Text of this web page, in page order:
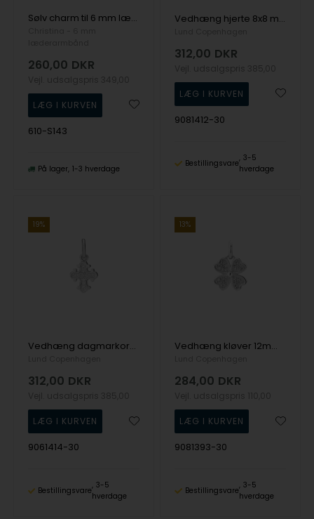
Sølv charm til 6 mm læderarmbånd 2026 - Charm 6 mm fra Christina Collect
260,00 DKR
610-S143
På lager 1-3 hverdage
Vedhæng hjerte 8x8 mm med zirkonia sterling sølv
312,00 DKR
9081412-30
Bestillingsvare
3-5
hverdage
19%
Vedhæng dagmarkors 10x9 mm med zirkoniasterling sølv
312,00 DKR
9061414-30
Bestillingsvare
3-5
hverdage
13%
Vedhæng kløver 12mm med zirkonia sterling sølv
284,00 DKR
9081393-30
Bestillingsvare
3-5
hverdage